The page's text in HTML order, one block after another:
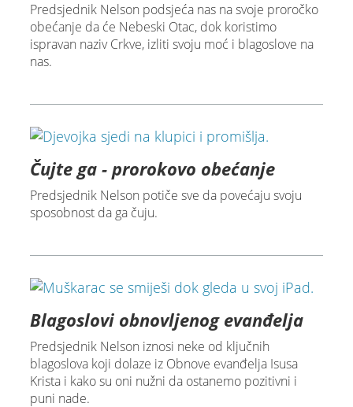
Predsjednik Nelson podsjeća nas na svoje proročko
obećanje da će Nebeski Otac, dok koristimo
ispravan naziv Crkve, izliti svoju moć i blagoslove na
nas.
Čujte ga - prorokovo obećanje
Predsjednik Nelson potiče sve da povećaju svoju
sposobnost da ga čuju.
Blagoslovi obnovljenog evanđelja
Predsjednik Nelson iznosi neke od ključnih
blagoslova koji dolaze iz Obnove evanđelja Isusa
Krista i kako su oni nužni da ostanemo pozitivni i
puni nade.